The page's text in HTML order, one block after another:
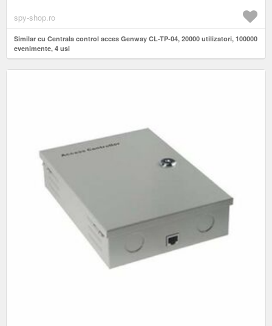
spy-shop.ro
Similar cu Centrala control acces Genway CL-TP-04, 20000 utilizatori, 100000
evenimente, 4 usi